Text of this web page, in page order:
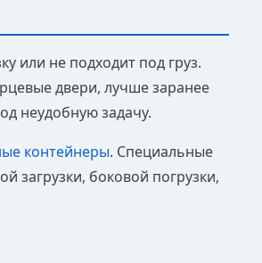
или не подходит под груз.
двери, лучше заранее
неудобную задачу.
контейнеры. Специальные
загрузки, боковой погрузки,